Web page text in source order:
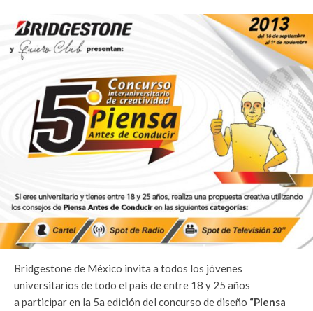
Bridgestone de México invita a todos los jóvenes
universitarios de todo el país de entre 18 y 25 años
a participar en la 5a edición del concurso de diseño “Piensa